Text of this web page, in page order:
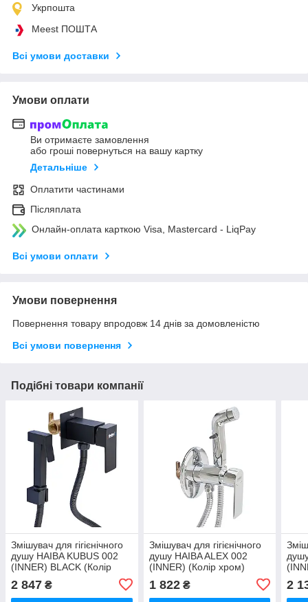
Укрпошта
Meest ПОШТА
Всі умови доставки
Умови оплати
Ви отримаєте замовлення
або гроші повернуться на вашу картку
Детальніше
Оплатити частинами
Післяплата
Онлайн-оплата карткою Visa, Mastercard - LiqPay
Всі умови оплати
Умови повернення
Повернення товару впродовж 14 днів за домовленістю
Всі умови повернення
Подібні товари компанії
Змішувач для гігієнічного
душу HAIBA KUBUS 002
(INNER) BLACK (Колір
2 847 ₴
Змішувач для гігієнічного
душу HAIBA ALEX 002
(INNER) (Колір хром)
1 822₴ 2